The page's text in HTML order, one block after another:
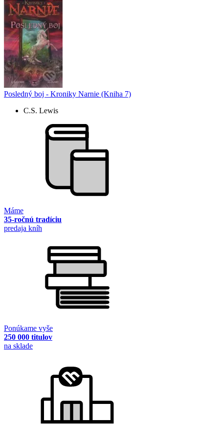
Posledný boj - Kroniky Narnie (Kniha 7)
C.S. Lewis
Máme
35-ročnú tradíciu
predaja kníh
Ponúkame vyše
250 000 titulov
na sklade